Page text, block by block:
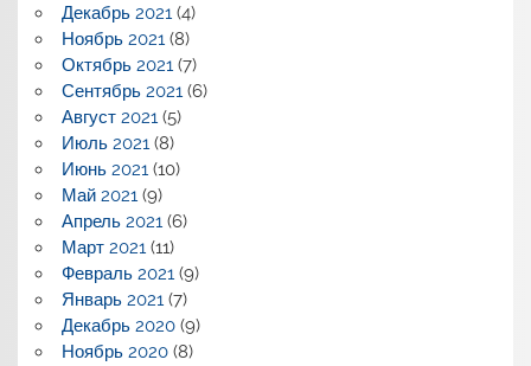
Декабрь 2021(4)
Ноябрь 2021(8)
Октябрь 2021(7)
Сентябрь 2021(6)
Август 2021(5)
Июль 2021(8)
Июнь 2021(10)
Май 2021(9)
Апрель 2021(6)
Март 2021(11)
Февраль 2021(9)
Январь 2021(7)
Декабрь 2020(9)
Ноябрь 2020(8)